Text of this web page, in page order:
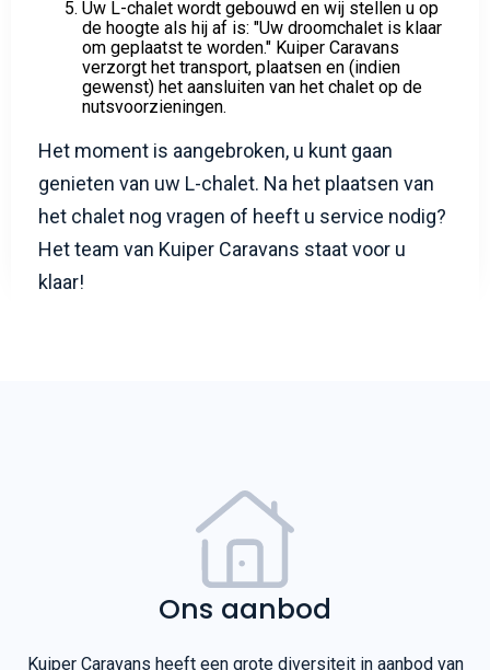
Uw L-chalet wordt gebouwd en wij stellen u op
de hoogte als hij af is: "Uw droomchalet is klaar
om geplaatst te worden." Kuiper Caravans
verzorgt het transport, plaatsen en (indien
gewenst) het aansluiten van het chalet op de
Het moment is aangebroken, u kunt gaan
genieten van uw L-chalet. Na het plaatsen van
Het team van Kuiper Caravans staat voor u
Ons aanbod